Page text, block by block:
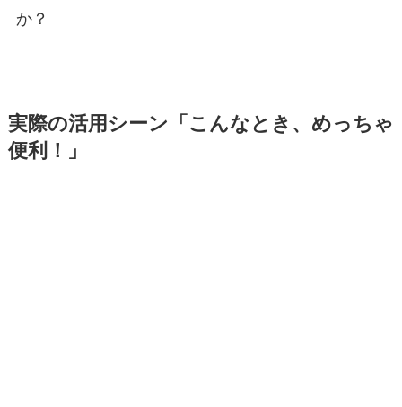
か？
実際の活用シーン「こんなとき、めっちゃ
便利！」